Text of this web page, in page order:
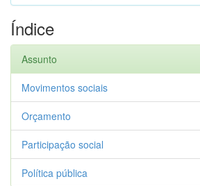
Índice
Assunto
Movimentos sociais
Orçamento
Participação social
Política pública